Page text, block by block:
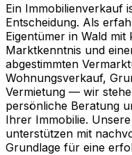
Ein Immobilienverkauf
Entscheidung. Als
Eigentümer in Wald mit
Marktkenntnis und
abgestimmten
Wohnungsverkauf,
Vermietung — wir
persönliche Beratung
Ihrer Immobilie.
unterstützen mit
Grundlage für eine